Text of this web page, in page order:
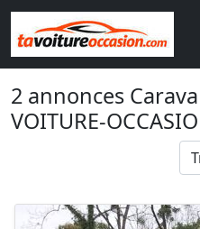
2 annonces
VOITURE-